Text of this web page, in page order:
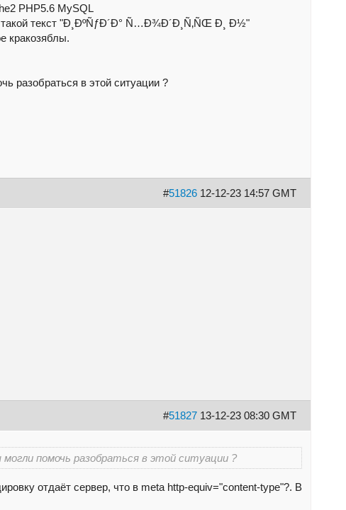
PHP5.6 MySQL
такой текст "Ð¸ÐºÑƒÐ´Ð° Ñ…Ð¾Ð´Ð¸Ñ‚ÑŒ Ð¸ Ð½"
кракозяблы.
разобраться в этой ситуации ?
#51826 12-12-23 14:57 GMT
#51827 13-12-23 08:30 GMT
помочь разобраться в этой ситуации ?
отдаёт сервер, что в meta http-equiv="content-type"?. В